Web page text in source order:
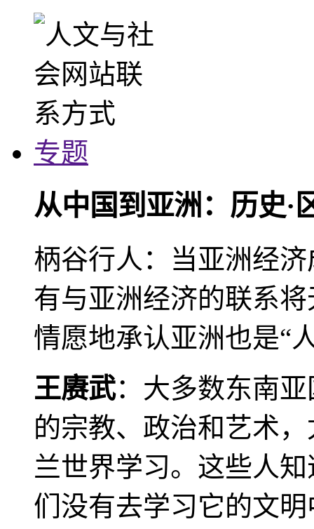
专题
从中国到亚洲：历史·
柄谷行人：当亚洲经
有与亚洲经济的联系
情愿地承认亚洲也是“
王赓武：大多数东南
的宗教、政治和艺术
兰世界学习。这些人
们没有去学习它的文